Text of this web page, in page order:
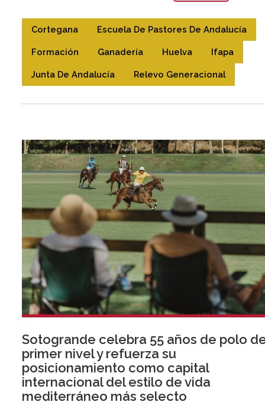
Cortegana Escuela De Pastores De Andalucía
Formación Ganadería Huelva Ifapa
Junta De Andalucía Relevo Generacional
Sotogrande celebra 55 años de polo
primer nivel y refuerza su
posicionamiento como capital
internacional del estilo de vida
mediterráneo más selecto